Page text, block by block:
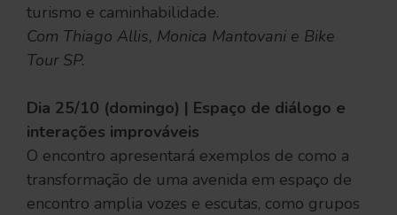
turismo e caminhabilidade.
Com Thiago Allis, Monica Mantovani e Bike
Tour SP.
Dia 25/10 (domingo) | Espaço de diálogo e
interações improváveis
O encontro apresentará exemplos de como a
transformação de uma avenida em espaço de
encontro amplia vozes e escutas, como grupos